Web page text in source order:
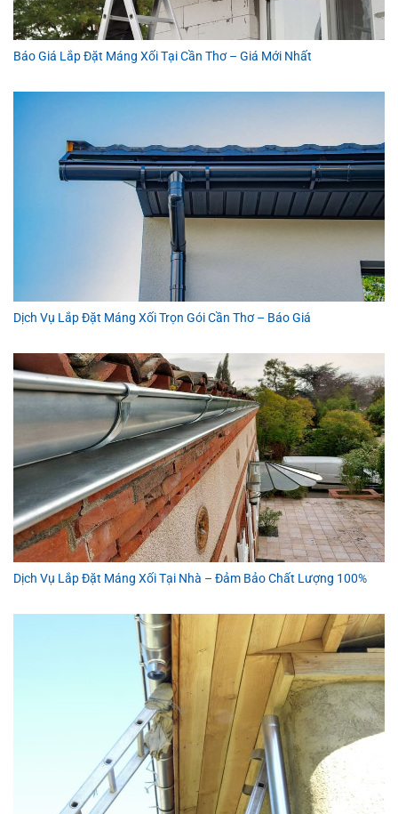
Báo Giá Lắp Đặt Máng Xối Tại Cần Thơ – Giá Mới Nhất
Dịch Vụ Lắp Đặt Máng Xối Trọn Gói Cần Thơ – Báo Giá
Dịch Vụ Lắp Đặt Máng Xối Tại Nhà – Đảm Bảo Chất Lượng 100%